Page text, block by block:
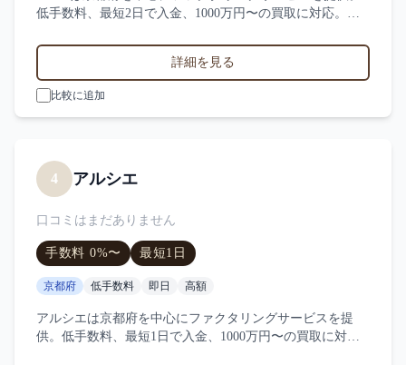
低手数料、最短2日で入金、1000万円〜の買取に対応。サ
ピード・対応業種などSMFLの特徴を比較。
詳細を見る
比較に追加
4 アルシエ
口コミはまだありません
手数料 0%〜 最短1日
京都府 低手数料 即日 高額
アルシエは京都府を中心にファクタリングサービスを提
供。低手数料、最短1日で入金、1000万円〜の買取に対